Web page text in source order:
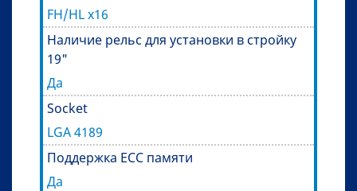
FH/HL x16
Наличие рельс для установки в стройку
19"
Да
Socket
LGA 4189
Поддержка ECC памяти
Да